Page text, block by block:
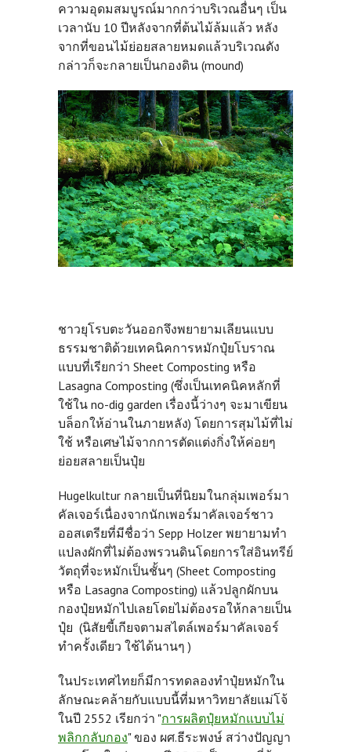
ความอุดมสมบูรณ์มากกว่าบริเวณอื่นๆ เป็น
เวลานับ 10 ปีหลังจากที่ต้นไม้ล้มแล้ว หลัง
จากที่ขอนไม้ย่อยสลายหมดแล้วบริเวณดัง
กล่าวก็จะกลายเป็นกองดิน (mound)
ชาวยุโรบตะวันออกจึงพยายามเลียนแบบ
ธรรมชาติด้วยเทคนิคการหมักปุ๋ยโบราณ
แบบที่เรียกว่า Sheet Composting หรือ
Lasagna Composting (ซึ่งเป็นเทคนิคหลักที่
ใช้ใน no-dig garden เรื่องนี้ว่างๆ จะมาเขียน
บล็อกให้อ่านในภายหลัง) โดยการสุมไม้ที่ไม่
ใช้ หรือเศษไม้จากการตัดแต่งกิ่งให้ค่อยๆ
ย่อยสลายเป็นปุ๋ย
Hugelkultur กลายเป็นที่นิยมในกลุ่มเพอร์มา
คัลเจอร์เนื่องจากนักเพอร์มาคัลเจอร์ชาว
ออสเตรียที่มีชื่อว่า Sepp Holzer พยายามทำ
แปลงผักที่ไม่ต้องพรวนดินโดยการใส่อินทรีย์
วัตถุที่จะหมักเป็นชั้นๆ (Sheet Composting
หรือ Lasagna Composting) แล้วปลูกผักบน
กองปุ๋ยหมักไปเลยโดยไม่ต้องรอให้กลายเป็น
ปุ๋ย (นิสัยขี้เกียจตามสไตล์เพอร์มาคัลเจอร์
ทำครั้งเดียว ใช้ได้นานๆ )
ในประเทศไทยก็มีการทดลองทำปุ๋ยหมักใน
ลักษณะคล้ายกับแบบนี้ที่มหาวิทยาลัยแม่โจ้
ในปี 2552 เรียกว่า "การผลิตปุ๋ยหมักแบบไม่
พลิกกลับกอง" ของ ผศ.ธีระพงษ์ สว่างปัญญา